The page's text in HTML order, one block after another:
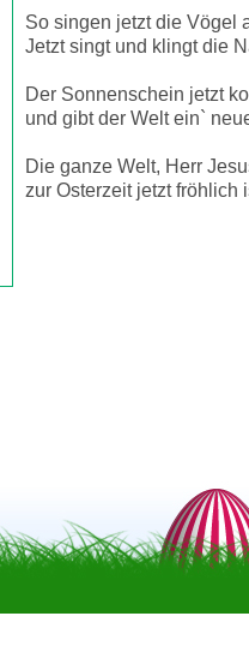
So singen jetzt die Vögel
Jetzt singt und klingt die
Der Sonnenschein jetzt
und gibt der Welt ein`
Die ganze Welt, Herr
zur Osterzeit jetzt fröhlich